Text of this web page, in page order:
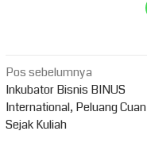
Navigasi
pos
Pos sebelumnya
Inkubator Bisnis BINUS
International, Peluang Cuan
Sejak Kuliah